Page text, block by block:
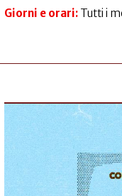
Giorni e orari: Tutti i